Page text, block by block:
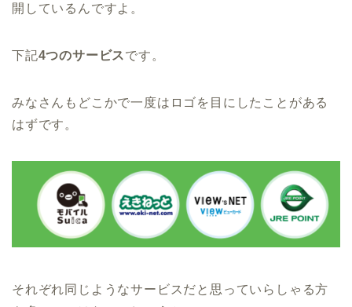
開しているんですよ。
下記4つのサービスです。
みなさんもどこかで一度はロゴを目にしたことがある
はずです。
それぞれ同じようなサービスだと思っていらしゃる方